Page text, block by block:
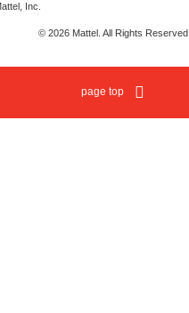
Inc.
© 2026 Mattel. All Rights Reserved.
page top